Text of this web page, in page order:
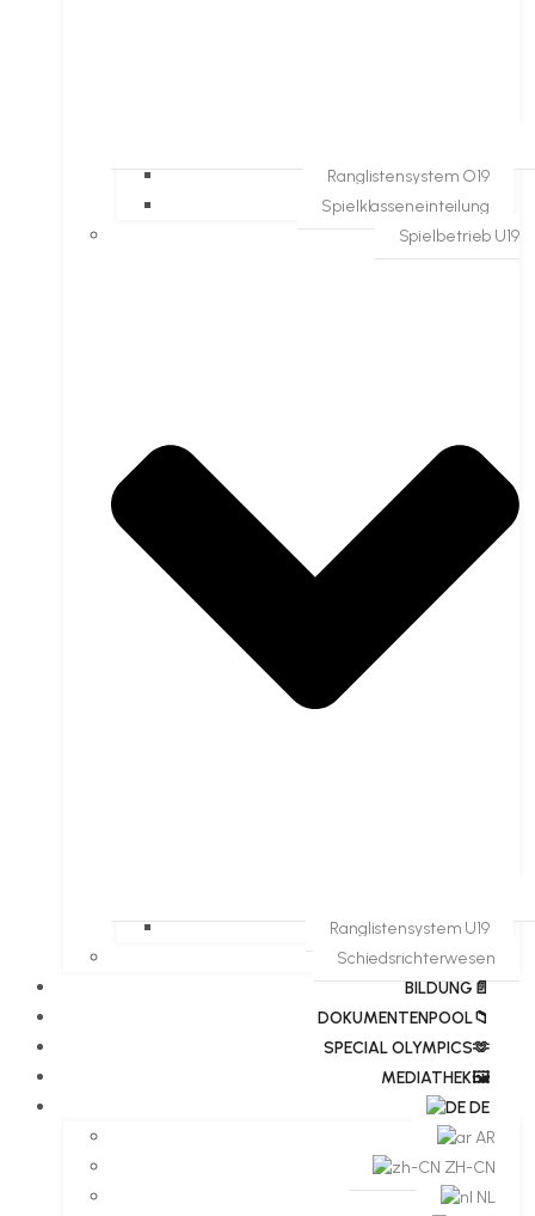
Ranglistensystem O19
Spielklasseneinteilung
Spielbetrieb U19
Ranglistensystem U19
Schiedsrichterwesen
BILDUNG📄
DOKUMENTENPOOL📁
​​SPECIAL OLYMPICS🫶
MEDIATHEK🖼️​
DE
AR
ZH-CN
NL